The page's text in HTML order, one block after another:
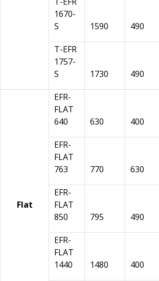
1670-
S
1590 490
T-EFR
1757-
S
1730 490
Flat
EFR-
FLAT
640
630 400
EFR-
FLAT
763
770 630
EFR-
FLAT
850
795 490
EFR-
FLAT
1440
1480 400